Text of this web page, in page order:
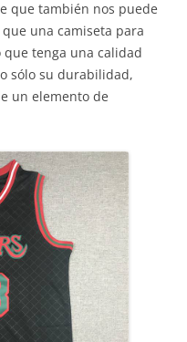
que también nos puede
una camiseta para
tenga una calidad
sólo su durabilidad,
un elemento de